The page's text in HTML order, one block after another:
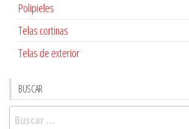
Polipieles
Telas cortinas
Telas de exterior
BUSCAR
Buscar: